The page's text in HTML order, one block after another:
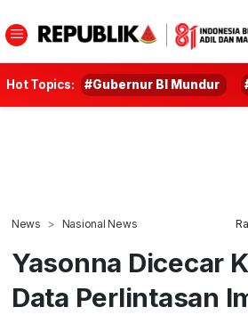
Hot Topics: #Gubernur BI Mundur
News Nasional News
Yasonna Dicecar
Data Perlintasan